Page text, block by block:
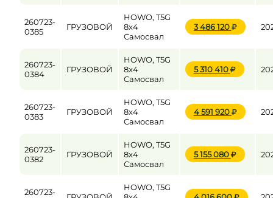
260723-
0385
ГРУЗОВОЙ
HOWO, T5G
8x4
Самосвал
3 486 120
260723-
0384
ГРУЗОВОЙ
HOWO, T5G
8x4
Самосвал
5 310 410
260723-
0383
ГРУЗОВОЙ
HOWO, T5G
8x4
Самосвал
4 591 920
260723-
0382
ГРУЗОВОЙ
HOWO, T5G
8x4
Самосвал
5 155 080
260723-
HOWO, T5G